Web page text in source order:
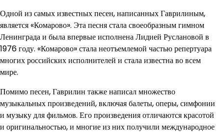
Одной из самых известных песен, написанных Гаврилиным,
является «Комарово». Эта песня стала своеобразным гимном
Ленинграда и была впервые исполнена Лидией Руслановой в
1976 году. «Комарово» стала неотъемлемой частью репертуара
многих российских исполнителей и стала известна во всем
мире.
Помимо песен, Гаврилин также написал множество
музыкальных произведений, включая балеты, оперы, симфонии
и музыку для фильмов. Его произведения отличаются красотой
и оригинальностью, и многие из них получили международное